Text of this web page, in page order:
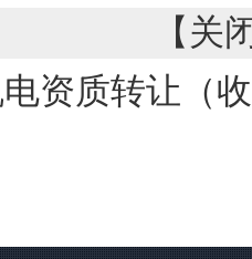
【 关
电资质转让（